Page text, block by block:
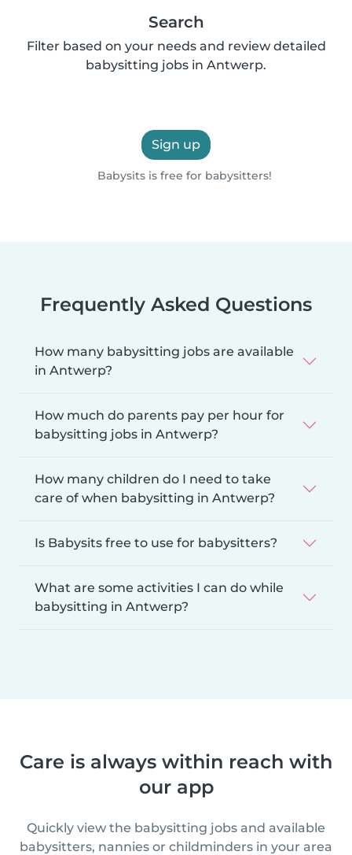
Search
Filter based on your needs and review detailed
babysitting jobs in Antwerp.
Sign up
Babysits is free for babysitters!
Frequently Asked Questions
How many babysitting jobs are available
in Antwerp?
How much do parents pay per hour for
babysitting jobs in Antwerp?
How many children do I need to take
care of when babysitting in Antwerp?
Is Babysits free to use for babysitters?
What are some activities I can do while
babysitting in Antwerp?
Care is always within reach with
our app
Quickly view the babysitting jobs and available
babysitters, nannies or childminders in your area